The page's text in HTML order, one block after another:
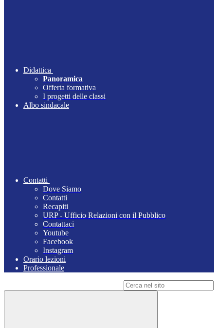
Didattica
Panoramica
Offerta formativa
I progetti delle classi
Albo sindacale
Contatti
Dove Siamo
Contatti
Recapiti
URP - Ufficio Relazioni con il Pubblico
Contattaci
Youtube
Facebook
Instagram
Orario lezioni
Professionale